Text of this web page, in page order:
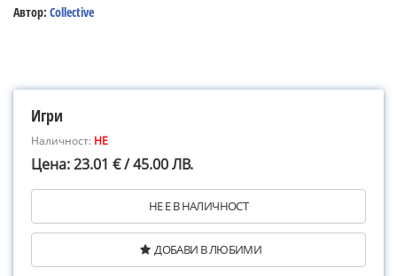
Автор: Collective
Игри
Наличност: НЕ
Цена: 23.01 € / 45.00 ЛВ.
НЕ Е В НАЛИЧНОСТ
ДОБАВИ В ЛЮБИМИ